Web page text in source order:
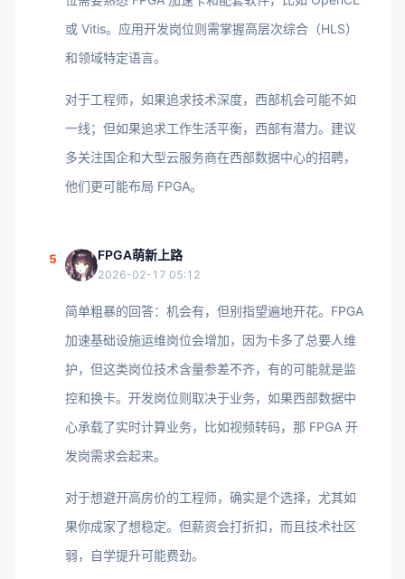
或 Vitis。应用开发岗位则需掌握高层次综合（HLS）
和领域特定语言。
对于工程师，如果追求技术深度，西部机会可能不如
一线；但如果追求工作生活平衡，西部有潜力。建议
多关注国企和大型云服务商在西部数据中心的招聘，
他们更可能布局 FPGA。
5 FPGA萌新上路
2026-02-17 05:12
简单粗暴的回答：机会有，但别指望遍地开花。FPGA
加速基础设施运维岗位会增加，因为卡多了总要人维
护，但这类岗位技术含量参差不齐，有的可能就是监
控和换卡。开发岗位则取决于业务，如果西部数据中
心承载了实时计算业务，比如视频转码，那 FPGA 开
发岗需求会起来。
对于想避开高房价的工程师，确实是个选择，尤其如
果你成家了想稳定。但薪资会打折扣，而且技术社区
弱，自学提升可能费劲。